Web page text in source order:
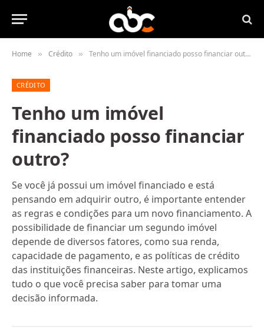
Home » Crédito » Tenho um imóvel financiado posso financiar outro?
CRÉDITO
Tenho um imóvel
financiado posso financiar
outro?
Se você já possui um imóvel financiado e está
pensando em adquirir outro, é importante entender
as regras e condições para um novo financiamento. A
possibilidade de financiar um segundo imóvel
depende de diversos fatores, como sua renda,
capacidade de pagamento, e as políticas de crédito
das instituições financeiras. Neste artigo, explicamos
tudo o que você precisa saber para tomar uma
decisão informada.